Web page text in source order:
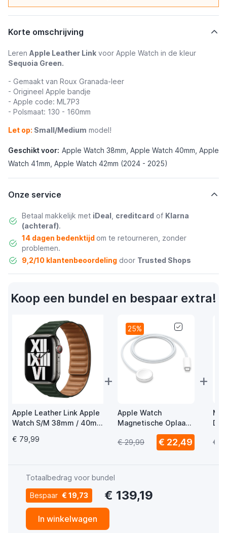
Korte omschrijving
Leren Apple Leather Link voor Apple Watch in de kleur
Sequoia Green.
- Gemaakt van Roux Granada-leer
- Origineel Apple bandje
- Apple code: ML7P3
- Polsmaat: 130 - 160mm
Let op: Small/Medium model!
Geschikt voor: Apple Watch 38mm, Apple Watch 40mm, Apple
Watch 41mm, Apple Watch 42mm (2024 - 2025)
Onze service
Betaal makkelijk met iDeal creditcard of Klarna
(achteraf).
14 dagen bedenktijd om te retourneren, zonder
problemen.
9,2/10 klantenbeoordelingdoor Trusted Shops
Koop een bundel en bespaar extra!
Apple Leather Link Apple
Watch S/M 38mm / 40mm
Green
€ 79,99
+
25%
Apple Watch
Magnetische Oplaad
USB-C Kabel 1m
€ 29,99
€ 22,49
+
€
Totaalbedrag voor bundel
Bespaar € 19,73 € 139,19
In winkelwagen